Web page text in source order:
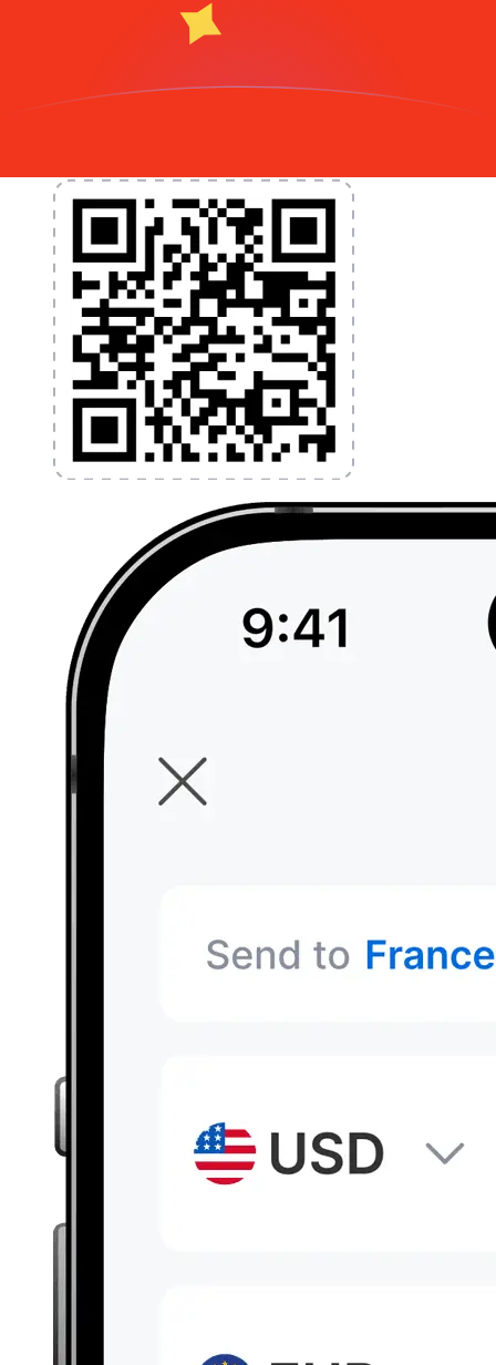
et la gestion de vos devises. Convertissez des devises,
programmez des alertes de taux et transférez de
l'application dès aujourd'hui !